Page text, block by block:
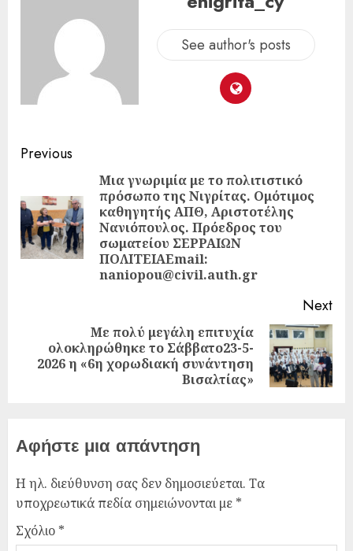
See author's posts
Previous
Μια γνωριμία με το πολιτιστικό
πρόσωπο της Νιγρίτας. Ομότιμος
καθηγητής ΑΠΘ, Αριστοτέλης
Νανιόπουλος. Πρόεδρος του
σωματείου ΣΕΡΡΑΙΩΝ
ΠΟΛΙΤΕΙΑEmail:
naniopou@civil.auth.gr
Next
Με πολύ μεγάλη επιτυχία
ολοκληρώθηκε το Σάββατο23-5-
2026 η «6η χορωδιακή συνάντηση
Βισαλτίας»
Αφήστε μια απάντηση
Η ηλ. διεύθυνση σας δεν δημοσιεύεται. Τα
υποχρεωτικά πεδία σημειώνονται με *
Σχόλιο *